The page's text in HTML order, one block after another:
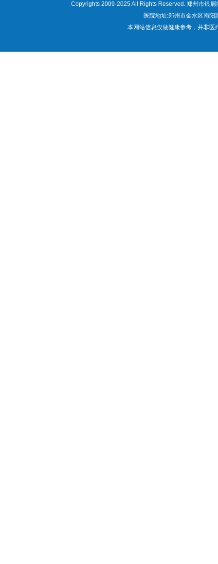
Copyrights 2009-2025 All Rights Reserved. 郑州市银
医院地址:郑州市金水区南
本网站信息仅做健康参考，并非